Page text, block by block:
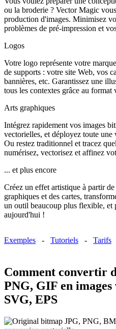
ou la broderie ? Vector Magic
production d'images. Minimisez
problèmes de pré-impression et
Logos
Votre logo représente votre
de supports : votre site Web, vos
bannières, etc. Garantissez une
tous les contextes grâce au format
Arts graphiques
Intégrez rapidement vos images
vectorielles, et déployez toute une
Ou restez traditionnel et tracez
numérisez, vectorisez et affinez
... et plus encore
Créez un effet artistique à partir
graphiques et des cartes,
un outil beaucoup plus flexible, et
aujourd'hui !
Exemples - Tutoriels - Tarifs
Comment convertir
PNG, GIF en
SVG, EPS